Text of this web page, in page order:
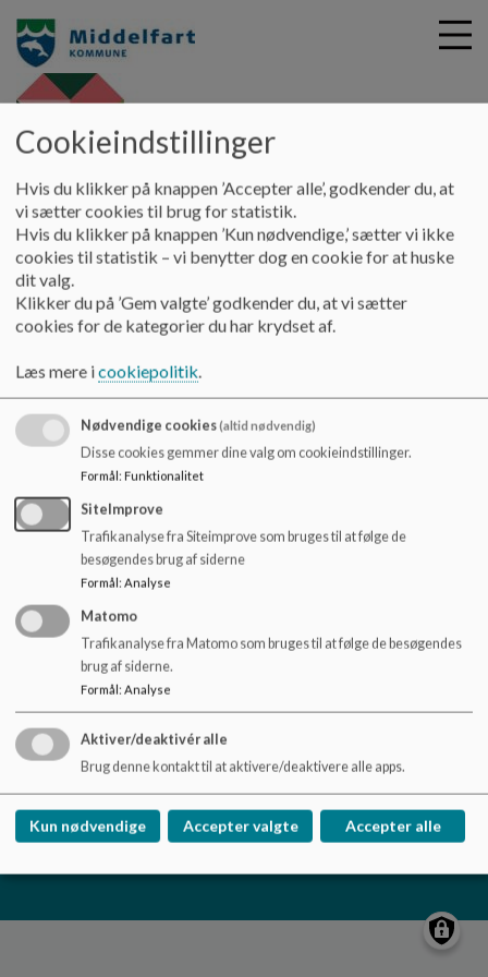
i
Børnehuset Nørre Aaby -
Søstjernen
Ny i Søstjernen Indskrivning
Indskrivning
Ansøgning om indmeldelse i Børnehuset Nørre Aaby, foregår
Har du spørgsmål til dit nummer på venteliste eller andet i
forhold til selve indmeldelsen via digital pladsanvisning, kan
du altid kontakte Pladsanvisningen i Middelfart Kommune.
Har du spørgsmål omkring hverdagen i vores Børnehus, så
tag endelig kontakt til os.
Børnehuset Nørre Aaby, afd. Søstjernen
Føns Strandvej 2, 5580 Nørre Aaby
+45 88885409
EAN NR. 5790001118273
Tilgængelighedserklæring
Sitemap
Cookie politik
Cookieindstillinger
Hvis du klikker på knappen ’Accepter alle’, godkender du, at
vi sætter cookies til brug for statistik.
Hvis du klikker på knappen ’Kun nødvendige,’ sætter vi ikke
cookies til statistik – vi benytter dog en cookie for at huske
dit valg.
Klikker du på ’Gem valgte’ godkender du, at vi sætter
cookies for de kategorier du har krydset af.
Læs mere icookiepolitik.
Nødvendige cookies(altid nødvendig)
Disse cookies gemmer dine valg om cookieindstillinger.
Formål: Funktionalitet
SiteImprove
Trafikanalyse fra Siteimprove som bruges til at følge de
besøgendes brug af siderne
Formål: Analyse
Matomo
Trafikanalyse fra Matomo som bruges til at følge de besøgendes
brug af siderne.
Formål: Analyse
Aktiver/deaktivér alle
Brug denne kontakt til at aktivere/deaktivere alle apps.
Kun nødvendige Accepter valgte Accepter alle